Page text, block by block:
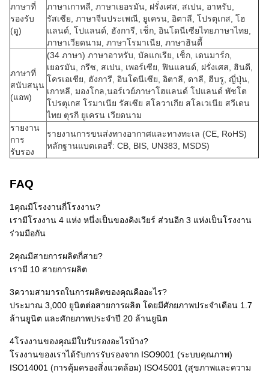
ภาษาที่
รองรับ
(ดู)
ภาษาเกาหลี, ภาษาเยอรมัน, ฝรั่งเศส, สเปน, อาหรับ,
รัสเซีย, ภาษาจีนประเพณี, ยูเครน, อิตาลี, โปรตุเกส, โฮ
แลนด์, โปแลนด์, ฮังการี, เช็ก, อินโดนีเซียไทยภาษาไทย,
ภาษาเวียดนาม, ภาษาโรมาเนีย, ภาษาฮินดี้
ภาษาที่
สนับสนุน
(แอพ)
(34 ภาษา) ภาษาอาหรับ, บัลแกเรีย, เช็ก, เดนมาร์ก,
เยอรมัน, กรีซ, สเปน, เพอร์เซีย, ฟินแลนด์, ฝรั่งเศส, ฮินดี,
โครเอเชีย, ฮังการี, อินโดนีเซีย, อิตาลี, ดาลี, ฮีบรู, ญี่ปุ่น,
เกาหลี, มองโกล,นอร์เวย์ภาษาโฮแลนด์ โปแลนด์ พัชโต
โปรตุเกส โรมาเนีย รัสเซีย สโลวาเกีย สโลเวเนีย สวีเดน
ไทย ตุรกี ยูเครน เวียดนาม
รายงาน
การ
รับรอง
รายงานการขนส่งทางอากาศและทางทะเล (CE, RoHS)
หลักฐานแบตเตอรี่: CB, BIS, UN383, MSDS)
FAQ
1คุณมีโรงงานกี่โรงงาน?
เรามีโรงงาน 4 แห่ง หนึ่งเป็นของคิงเวียร์ ส่วนอีก 3 แห่งเป็นโรงงาน
ร่วมมือกัน
2คุณมีสายการผลิตกี่สาย?
เรามี 10 สายการผลิต
3ความสามารถในการผลิตของคุณคืออะไร?
ประมาณ 3,000 ยูนิตต่อสายการผลิต โดยมีศักยภาพประจําเดือน 1.7
ล้านยูนิต และศักยภาพประจําปี 20 ล้านยูนิต
4โรงงานของคุณมีใบรับรองอะไรบ้าง?
โรงงานของเราได้รับการรับรองจาก ISO9001 (ระบบคุณภาพ)
ISO14001 (การคุ้มครองสิ่งแวดล้อม) ISO45001 (สุขภาพและความ